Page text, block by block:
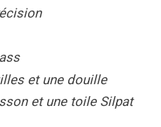
et une douille
et une toile Silpat